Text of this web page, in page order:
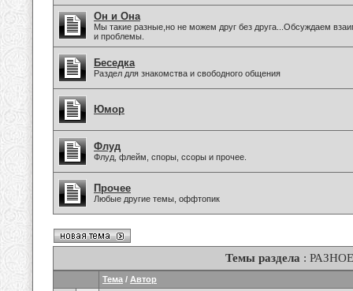
Он и Она
Мы такие разные,но не можем друг без друга...Обсуждаем
и проблемы.
Беседка
Раздел для знакомства и свободного общения
Юмор
Флуд
Флуд, флейм, споры, ссоры и прочее.
Прочее
Любые другие темы, оффтопик
Темы раздела : РАЗНОЕ
Тема / Автор